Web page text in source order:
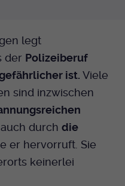
legt
der Polizeiberuf
ist. Viele
sind inzwischen
durch die
er hervorruft. Sie
keinerlei